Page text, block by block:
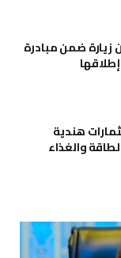
٧١ مليون زيارة ضمن مبادرة
هندية
والغذاء